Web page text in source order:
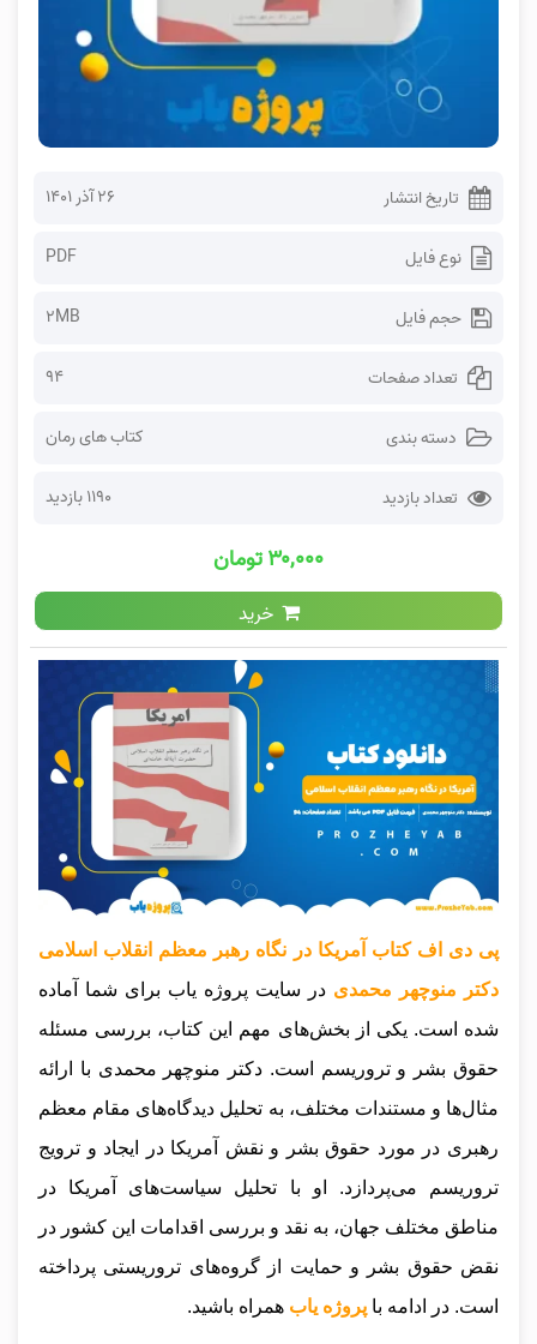
تاریخ انتشار ۲۶ آذر ۱۴۰۱
نوع فایل PDF
حجم فایل 2MB
تعداد صفحات 94
دسته بندی کتاب های رمان
تعداد بازدید 1190 بازدید
۳۰,۰۰۰ تومان
خرید
پی دی اف کتاب آمریکا در نگاه رهبر معظم انقلاب اسلامی
دکتر منوچهر محمدی در سایت پروژه یاب برای شما آماده
شده است. یکی از بخش‌های مهم این کتاب، بررسی مسئله
حقوق بشر و تروریسم است. دکتر منوچهر محمدی با ارائه
مثال‌ها و مستندات مختلف، به تحلیل دیدگاه‌های مقام معظم
رهبری در مورد حقوق بشر و نقش آمریکا در ایجاد و ترویج
تروریسم می‌پردازد. او با تحلیل سیاست‌های آمریکا در
مناطق مختلف جهان، به نقد و بررسی اقدامات این کشور در
نقض حقوق بشر و حمایت از گروه‌های تروریستی پرداخته
است. در ادامه با پروژه یاب همراه باشید.